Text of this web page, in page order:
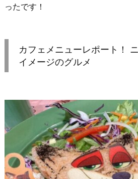
ったです！
カフェメニューレポート！
イメージのグルメ